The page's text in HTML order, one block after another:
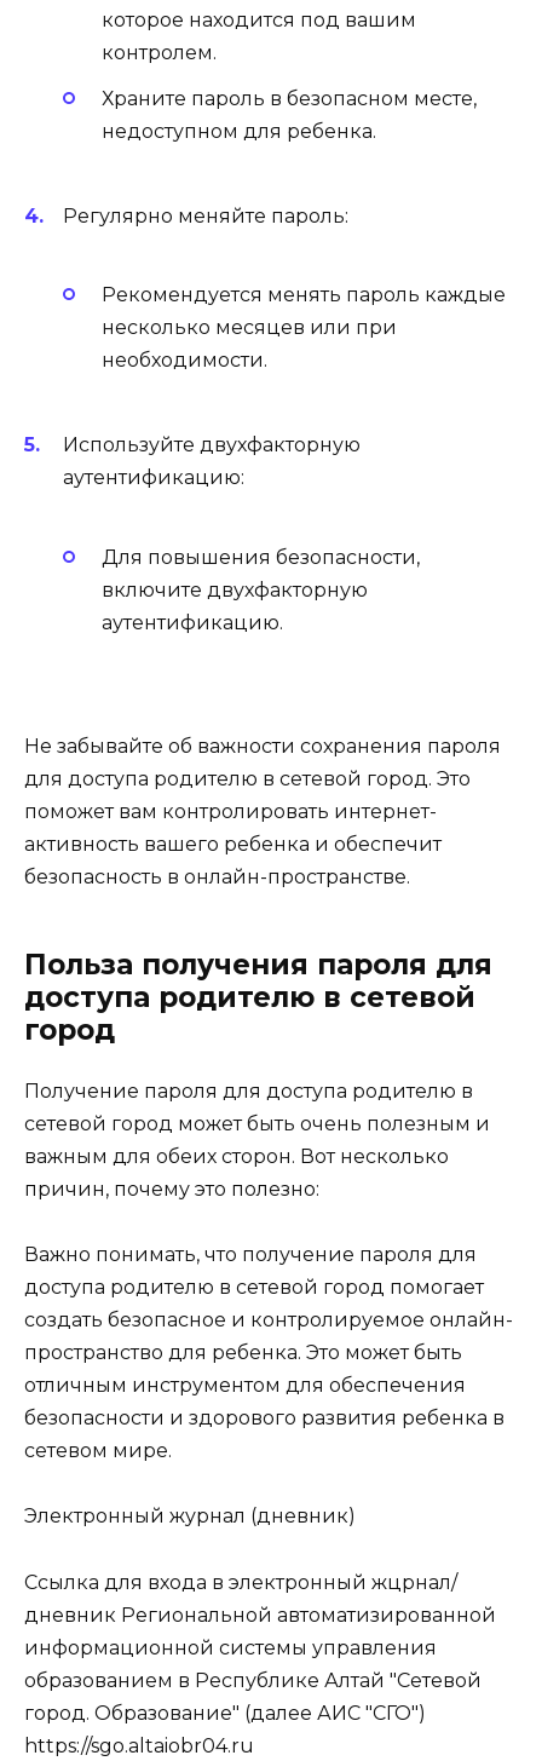
которое находится под вашим
контролем.
Храните пароль в безопасном месте,
недоступном для ребенка.
Регулярно меняйте пароль:
Рекомендуется менять пароль каждые
несколько месяцев или при
необходимости.
Используйте двухфакторную
аутентификацию:
Для повышения безопасности,
включите двухфакторную
аутентификацию.
Не забывайте об важности сохранения пароля
для доступа родителю в сетевой город. Это
поможет вам контролировать интернет-
активность вашего ребенка и обеспечит
безопасность в онлайн-пространстве.
Польза получения пароля для
доступа родителю в сетевой
город
Получение пароля для доступа родителю в
сетевой город может быть очень полезным и
важным для обеих сторон. Вот несколько
причин, почему это полезно:
Важно понимать, что получение пароля для
доступа родителю в сетевой город помогает
создать безопасное и контролируемое онлайн-
пространство для ребенка. Это может быть
отличным инструментом для обеспечения
безопасности и здорового развития ребенка в
сетевом мире.
Электронный журнал (дневник)
Ссылка для входа в электронный жцрнал/
дневник Региональной автоматизированной
информационной системы управления
образованием в Республике Алтай "Сетевой
город. Образование" (далее АИС "СГО")
https://sgo.altaiobr04.ru